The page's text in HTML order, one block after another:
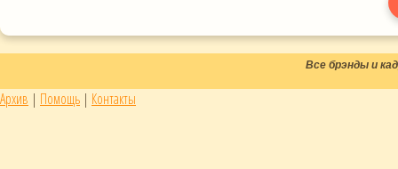
Все брэнды и
Архив | Помощь | Контакты